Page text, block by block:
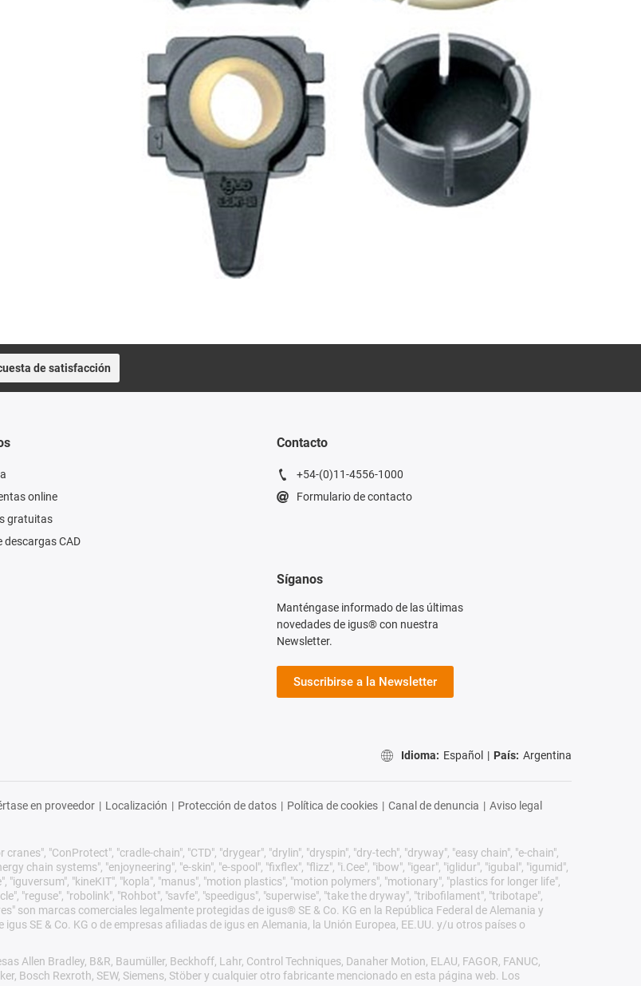
de satisfacción
online
gratuitas
descargas CAD
Contacto
+54-(0)11-4556-1000
Formulario de contacto
Síganos
Manténgase informado de las últimas
novedades de igus® con nuestra
Newsletter.
Suscribirse a la Newsletter
Idioma: Español | País: Argentina
en proveedor | Localización | Protección de datos | Política de cookies | Canal de denuncia | Aviso legal
"ConProtect", "cradle-chain", "CTD", "drygear", "drylin", "dryspin", "dry-tech", "dryway", "easy chain", "e-chain",
chain systems", "enjoyneering", "e-skin", "e-spool", "fixflex", "flizz", "i.Cee", "ibow", "igear", "iglidur", "igubal", "igumid",
"iguversum", "kineKIT", "kopla", "manus", "motion plastics", "motion polymers", "motionary", "plastics for longer life",
"reguse", "robolink", "Rohbot", "savfe", "speedigus", "superwise", "take the dryway", "tribofilament", "tribotape",
son marcas comerciales legalmente protegidas de igus® SE & Co. KG en la República Federal de Alemania y
SE & Co. KG o de empresas afiliadas de igus en Alemania, la Unión Europea, EE.UU. y/u otros países o
Allen Bradley, B&R, Baumüller, Beckhoff, Lahr, Control Techniques, Danaher Motion, ELAU, FAGOR, FANUC,
Bosch Rexroth, SEW, Siemens, Stöber y cualquier otro fabricante mencionado en esta página web. Los